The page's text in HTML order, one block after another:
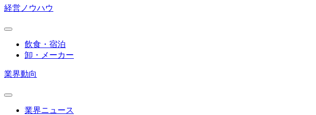
経営ノウハウ
飲食・宿泊
卸・メーカー
業界動向
業界ニュース